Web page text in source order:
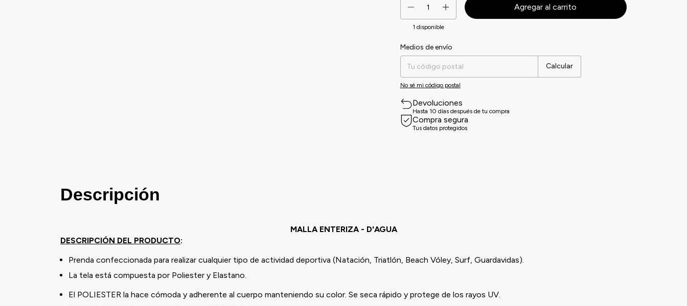
1 disponible
Entregas para el CP:
Medios de envío
Calcular
No sé mi código postal
Devoluciones
Hasta 10 días después de tu compra
Compra segura
Tus datos protegidos
Descripción
MALLA ENTERIZA - D'AGUA
DESCRIPCIÓN DEL PRODUCTO:
Prenda confeccionada para realizar cualquier tipo de actividad deportiva (Natación, Triatlón, Beach Vóley, Surf, Guardavidas).
La tela está compuesta por Poliester y Elastano.
El POLIESTER la hace cómoda y adherente al cuerpo manteniendo su color. Se seca rápido y protege de los rayos UV.